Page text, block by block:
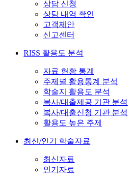
상담 신청
상담 내역 확인
고객제안
신고센터
RISS 활용도 분석
자료 현황 통계
주제별 활용통계 분석
학술지 활용도 분석
복사/대출제공 기관 분석
복사/대출신청 기관 분석
활용도 높은 주제
최신/인기 학술자료
최신자료
인기자료